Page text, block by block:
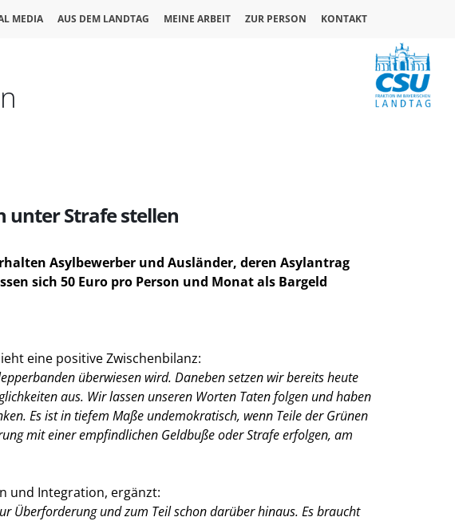
MEDIA AUS DEM LANDTAG MEINE ARBEIT ZUR PERSON KONTAKT
unter Strafe stellen
Asylbewerber und Ausländer, deren Asylantrag
sich 50 Euro pro Person und Monat als Bargeld
eine positive Zwischenbilanz:
überwiesen wird. Daneben setzen wir bereits heute
aus. Wir lassen unseren Worten Taten folgen und haben
Es ist in tiefem Maße undemokratisch, wenn Teile der Grünen
mit einer empfindlichen Geldbuße oder Strafe erfolgen, am
und Integration, ergänzt:
Überforderung und zum Teil schon darüber hinaus. Es braucht